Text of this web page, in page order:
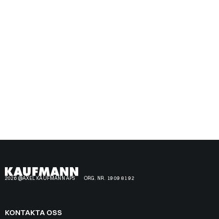
2026 @AXEL KAUFMANN APS ORG. NR. 19 09 81 92
KONTAKTA OSS